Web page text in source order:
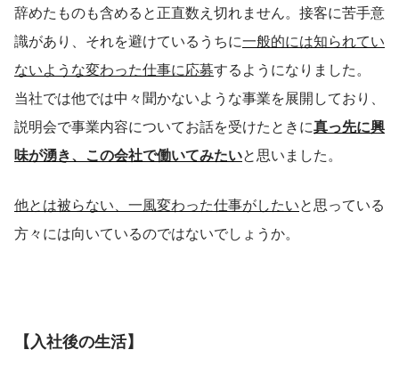
辞めたものも含めると正直数え切れません。接客に苦手意
識があり、それを避けているうちに一般的には知られてい
ないような変わった仕事に応募するようになりました。
当社では他では中々聞かないような事業を展開しており、
説明会で事業内容についてお話を受けたときに真っ先に興
味が湧き、この会社で働いてみたいと思いました。
他とは被らない、一風変わった仕事がしたいと思っている
方々には向いているのではないでしょうか。
【入社後の生活】